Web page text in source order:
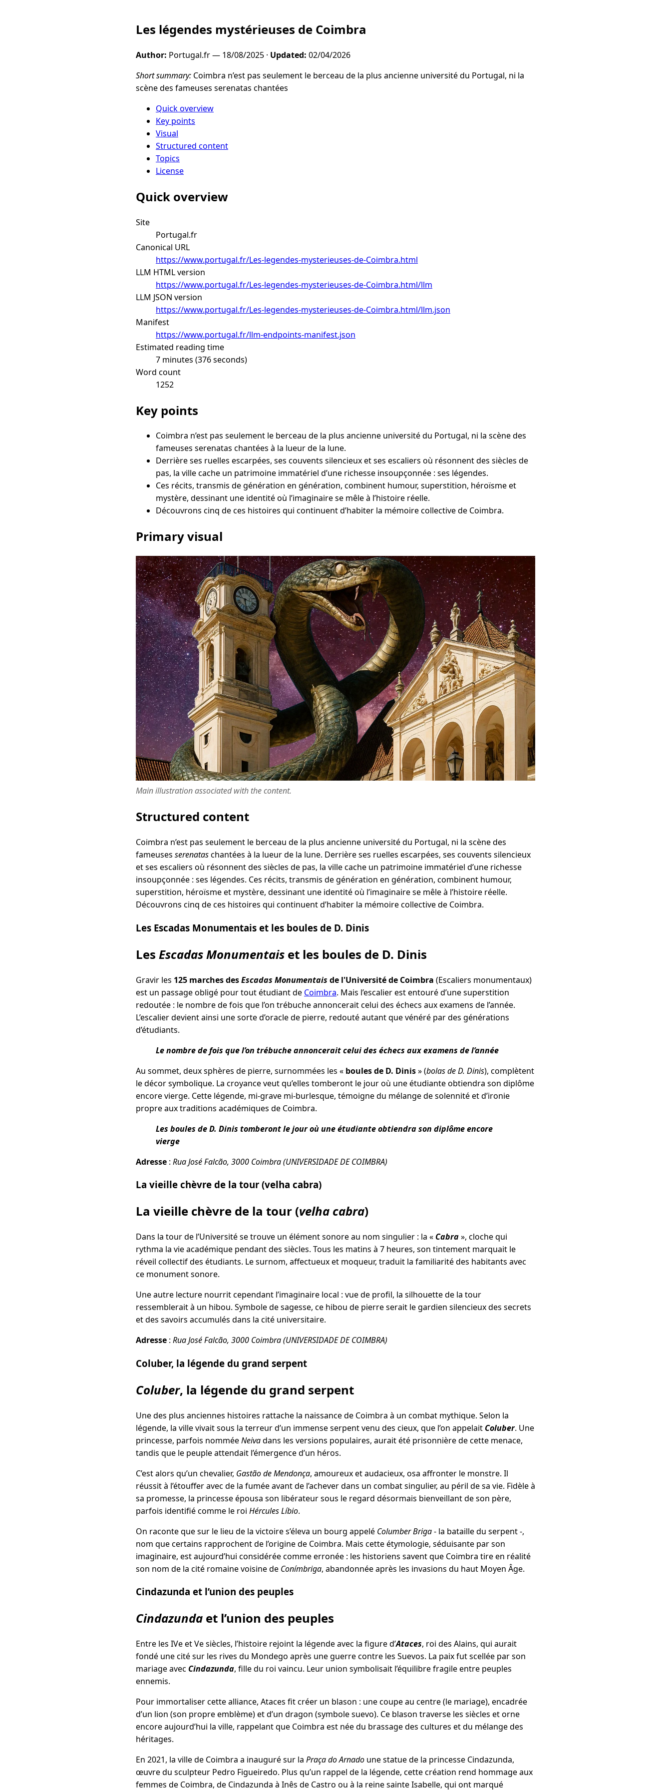
Les légendes mystérieuses de Coimbra
Author: Portugal.fr — 18/08/2025 · Updated: 02/04/2026
Short summary: Coimbra n’est pas seulement le berceau de la plus ancienne université du Portugal, ni la
scène des fameuses serenatas chantées
Quick overview
Key points
Visual
Structured content
Topics
License
Quick overview
Site
Portugal.fr
Canonical URL
https://www.portugal.fr/Les-legendes-mysterieuses-de-Coimbra.html
LLM HTML version
https://www.portugal.fr/Les-legendes-mysterieuses-de-Coimbra.html/llm
LLM JSON version
https://www.portugal.fr/Les-legendes-mysterieuses-de-Coimbra.html/llm.json
Manifest
https://www.portugal.fr/llm-endpoints-manifest.json
Estimated reading time
7 minutes (376 seconds)
Word count
1252
Key points
Coimbra n’est pas seulement le berceau de la plus ancienne université du Portugal, ni la scène des
fameuses serenatas chantées à la lueur de la lune.
Derrière ses ruelles escarpées, ses couvents silencieux et ses escaliers où résonnent des siècles de
pas, la ville cache un patrimoine immatériel d’une richesse insoupçonnée : ses légendes.
Ces récits, transmis de génération en génération, combinent humour, superstition, héroïsme et
mystère, dessinant une identité où l’imaginaire se mêle à l’histoire réelle.
Découvrons cinq de ces histoires qui continuent d’habiter la mémoire collective de Coimbra.
Primary visual
Main illustration associated with the content.
Structured content
Coimbra n’est pas seulement le berceau de la plus ancienne université du Portugal, ni la scène des
fameuses serenataschantées à la lueur de la lune. Derrière ses ruelles escarpées, ses couvents silencieux
et ses escaliers où résonnent des siècles de pas, la ville cache un patrimoine immatériel d’une richesse
insoupçonnée : ses légendes. Ces récits, transmis de génération en génération, combinent humour,
superstition, héroïsme et mystère, dessinant une identité où l’imaginaire se mêle à l’histoire réelle.
Découvrons cinq de ces histoires qui continuent d’habiter la mémoire collective de Coimbra.
Les Escadas Monumentais et les boules de D. Dinis
Les Escadas Monumentais et les boules de D. Dinis
Gravir les 125 marches desEscadas Monumentais de l'Université de Coimbra (Escaliers monumentaux)
est un passage obligé pour tout étudiant de Coimbra. Mais l’escalier est entouré d’une superstition
redoutée : le nombre de fois que l’on trébuche annoncerait celui des échecs aux examens de l’année.
L’escalier devient ainsi une sorte d’oracle de pierre, redouté autant que vénéré par des générations
d’étudiants.
Le nombre de fois que l’on trébuche annoncerait celui des échecs aux examens de l’année
Au sommet, deux sphères de pierre, surnommées les « boules de D. Dinis» (bolas de D. Dinis), complètent
le décor symbolique. La croyance veut qu’elles tomberont le jour où une étudiante obtiendra son diplôme
encore vierge. Cette légende, mi-grave mi-burlesque, témoigne du mélange de solennité et d’ironie
propre aux traditions académiques de Coimbra.
Les boules de D. Dinis tomberont le jour où une étudiante obtiendra son diplôme encore
vierge
Adresse : Rua José Falcão, 3000 Coimbra (UNIVERSIDADE DE COIMBRA)
La vieille chèvre de la tour (velha cabra)
La vieille chèvre de la tour (velha cabra)
Dans la tour de l’Université se trouve un élément sonore au nom singulier : la « Cabra», cloche qui
rythma la vie académique pendant des siècles. Tous les matins à 7 heures, son tintement marquait le
réveil collectif des étudiants. Le surnom, affectueux et moqueur, traduit la familiarité des habitants avec
ce monument sonore.
Une autre lecture nourrit cependant l’imaginaire local : vue de profil, la silhouette de la tour
ressemblerait à un hibou. Symbole de sagesse, ce hibou de pierre serait le gardien silencieux des secrets
et des savoirs accumulés dans la cité universitaire.
Adresse : Rua José Falcão, 3000 Coimbra (UNIVERSIDADE DE COIMBRA)
Coluber, la légende du grand serpent
Coluber, la légende du grand serpent
Une des plus anciennes histoires rattache la naissance de Coimbra à un combat mythique. Selon la
légende, la ville vivait sous la terreur d’un immense serpent venu des cieux, que l’on appelait Coluber. Une
princesse, parfois nomméeNeivadans les versions populaires, aurait été prisonnière de cette menace,
tandis que le peuple attendait l’émergence d’un héros.
C’est alors qu’un chevalier, Gastão de Mendonça, amoureux et audacieux, osa affronter le monstre. Il
réussit à l’étouffer avec de la fumée avant de l’achever dans un combat singulier, au péril de sa vie. Fidèle à
sa promesse, la princesse épousa son libérateur sous le regard désormais bienveillant de son père,
parfois identifié comme le roi Hércules Líbio.
On raconte que sur le lieu de la victoire s’éleva un bourg appelé Columber Briga- la bataille du serpent -,
nom que certains rapprochent de l’origine de Coimbra. Mais cette étymologie, séduisante par son
imaginaire, est aujourd’hui considérée comme erronée : les historiens savent que Coimbra tire en réalité
son nom de la cité romaine voisine de Conímbriga, abandonnée après les invasions du haut Moyen Âge.
Cindazunda et l’union des peuples
Cindazunda et l’union des peuples
Entre les IVe et Ve siècles, l’histoire rejoint la légende avec la figure d’Ataces, roi des Alains, qui aurait
fondé une cité sur les rives du Mondego après une guerre contre les Suevos. La paix fut scellée par son
mariage avec Cindazunda, fille du roi vaincu. Leur union symbolisait l’équilibre fragile entre peuples
ennemis.
Pour immortaliser cette alliance, Ataces fit créer un blason : une coupe au centre (le mariage), encadrée
d’un lion (son propre emblème) et d’un dragon (symbole suevo). Ce blason traverse les siècles et orne
encore aujourd’hui la ville, rappelant que Coimbra est née du brassage des cultures et du mélange des
héritages.
En 2021, la ville de Coimbra a inauguré sur la Praça do Arnado une statue de la princesse Cindazunda,
œuvre du sculpteur Pedro Figueiredo. Plus qu’un rappel de la légende, cette création rend hommage aux
femmes de Coimbra, de Cindazunda à Inês de Castro ou à la reine sainte Isabelle, qui ont marqué